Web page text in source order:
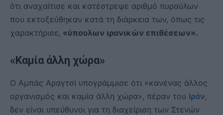
ότι αναχαίτισε και κατέστρεψε αριθμό πυραύλων
που εκτοξεύθηκαν κατά τη διάρκεια των, όπως τις
χαρακτήρισε, «ύπουλων ιρανικών επιθέσεων».
«Καμία άλλη χώρα»
Ο Αμπάς Αραγτσί υπογράμμισε ότι «κανένας άλλος
οργανισμός και καμία άλλη χώρα», πέραν του Ιράν,
δεν είναι υπεύθυνοι για τη διαχείριση των Στενών